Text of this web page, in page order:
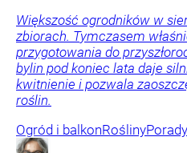
Większość ogrodników w
zbiorach. Tymczasem
przygotowania do
bylin pod koniec lata daje
kwitnienie i pozwala
roślin.
Ogród i balkonRośliny